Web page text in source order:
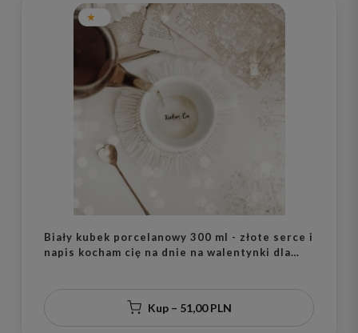
Biały kubek porcelanowy 300 ml - złote serce i
napis kocham cię na dnie na walentynki dla
Kup – 51,00 PLN